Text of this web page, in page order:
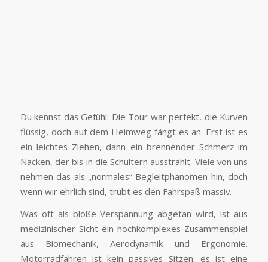
Du kennst das Gefühl: Die Tour war perfekt, die Kurven
flüssig, doch auf dem Heimweg fängt es an. Erst ist es
ein leichtes Ziehen, dann ein brennender Schmerz im
Nacken, der bis in die Schultern ausstrahlt. Viele von uns
nehmen das als „normales“ Begleitphänomen hin, doch
wenn wir ehrlich sind, trübt es den Fahrspaß massiv.
Was oft als bloße Verspannung abgetan wird, ist aus
medizinischer Sicht ein hochkomplexes Zusammenspiel
aus Biomechanik, Aerodynamik und Ergonomie.
Motorradfahren ist kein passives Sitzen; es ist eine